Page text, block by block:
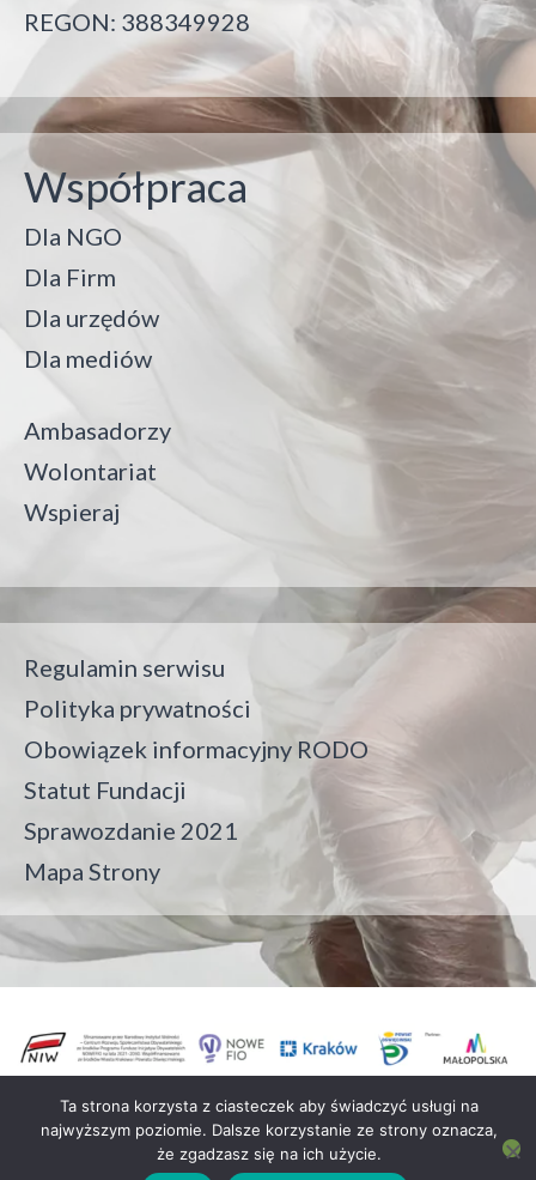
REGON: 388349928
Współpraca
Dla NGO
Dla Firm
Dla urzędów
Dla mediów
Ambasadorzy
Wolontariat
Wspieraj
Regulamin serwisu
Polityka prywatności
Obowiązek informacyjny RODO
Statut Fundacji
Sprawozdanie 2021
Mapa Strony
Fundacja Crush On Trash all rights reserved
Ta strona korzysta z ciasteczek aby świadczyć usługi na
najwyższym poziomie. Dalsze korzystanie ze strony oznacza,
że zgadzasz się na ich użycie.